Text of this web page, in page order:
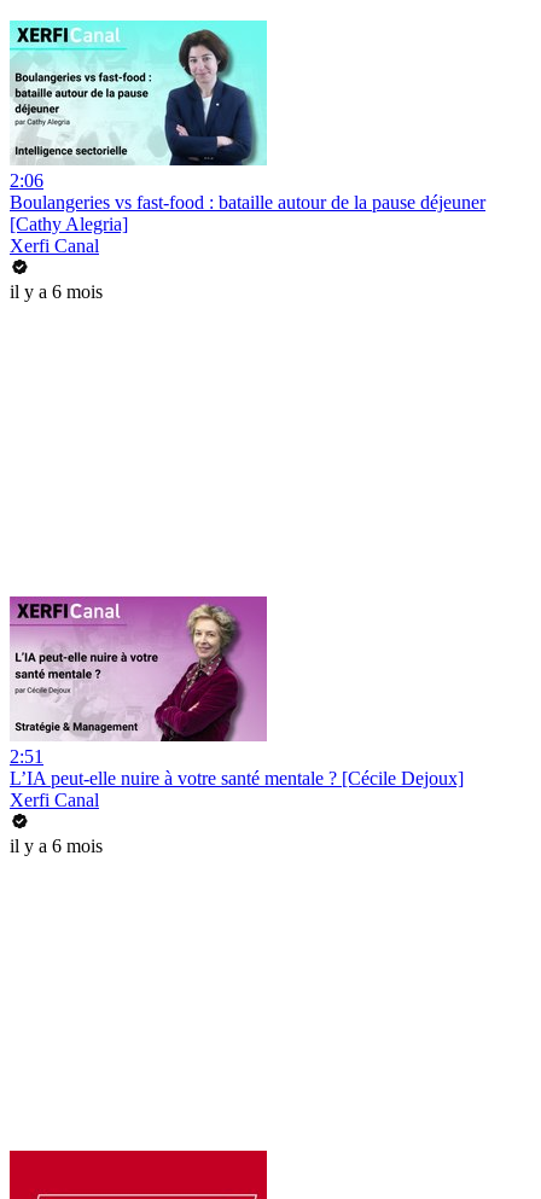
2:06
Boulangeries vs fast-food : bataille autour de la pause déjeuner
[Cathy Alegria]
Xerfi Canal
il y a 6 mois
2:51
L’IA peut-elle nuire à votre santé mentale ? [Cécile Dejoux]
Xerfi Canal
il y a 6 mois